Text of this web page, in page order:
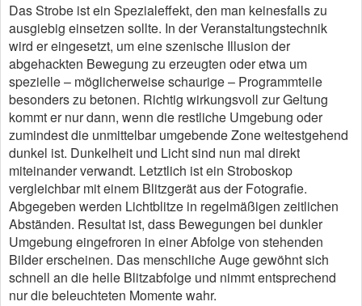
Das Strobe ist ein Spezialeffekt, den man keinesfalls zu
ausgiebig einsetzen sollte. In der Veranstaltungstechnik
wird er eingesetzt, um eine szenische Illusion der
abgehackten Bewegung zu erzeugten oder etwa um
spezielle – möglicherweise schaurige – Programmteile
besonders zu betonen. Richtig wirkungsvoll zur Geltung
kommt er nur dann, wenn die restliche Umgebung oder
zumindest die unmittelbar umgebende Zone weitestgehend
dunkel ist. Dunkelheit und Licht sind nun mal direkt
miteinander verwandt. Letztlich ist ein Stroboskop
vergleichbar mit einem Blitzgerät aus der Fotografie.
Abgegeben werden Lichtblitze in regelmäßigen zeitlichen
Abständen. Resultat ist, dass Bewegungen bei dunkler
Umgebung eingefroren in einer Abfolge von stehenden
Bilder erscheinen. Das menschliche Auge gewöhnt sich
schnell an die helle Blitzabfolge und nimmt entsprechend
nur die beleuchteten Momente wahr.